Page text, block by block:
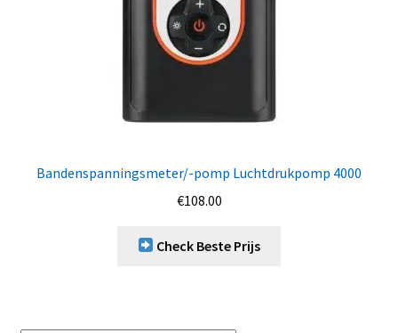
Bandenspanningsmeter/-pomp Luchtdrukpomp 4000
€108.00
Check Beste Prijs